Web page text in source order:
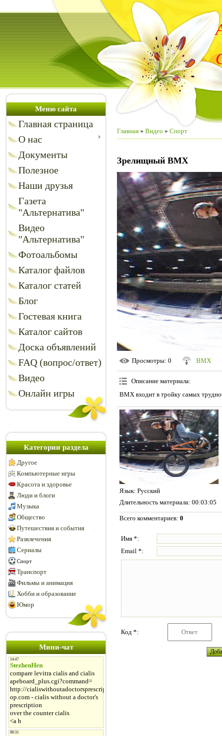
Меню сайта
Главная страница
О нас
Документы
Полезное
Наши друзья
Газета
"Альтернатива"
Видео
"Альтернатива"
Фотоальбомы
Каталог файлов
Каталог статей
Блог
Гостевая книга
Каталог сайтов
Доска объявлений
FAQ (вопрос/ответ)
Видео
Онлайн игры
Категории раздела
Другое
Компьютерные игры
Красота и здоровье
Люди и блоги
Музыка
Общество
Путешествия и события
Развлечения
Сериалы
Спорт
Транспорт
Фильмы и анимация
Хобби и образование
Юмор
Мини-чат
Главная » Видео » Спорт
Зрелищный BMX
Просмотры: 0 BMX
Описание материала:
BMX входит в тройку самых
Язык: Русский
Длительность материала: 00:03:05
Всего комментариев: 0
Имя *:
Email *:
Код *: